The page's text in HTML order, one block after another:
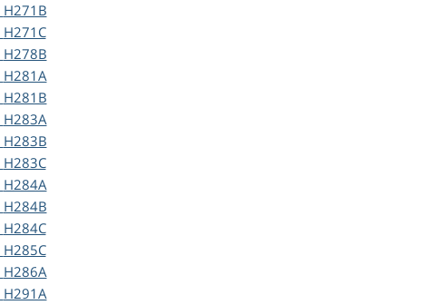
H271B
H271C
H278B
H281A
H281B
H283A
H283B
H283C
H284A
H284B
H284C
H285C
H286A
H291A